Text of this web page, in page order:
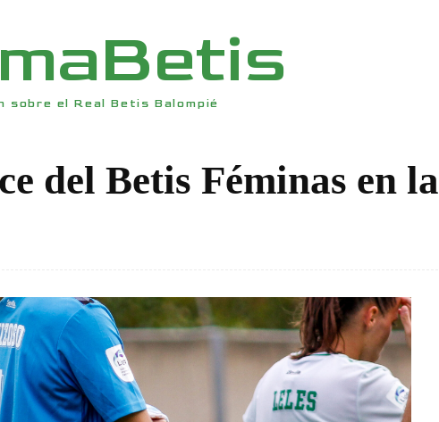
sobre el Real Betis Balompié
del Betis Féminas en la